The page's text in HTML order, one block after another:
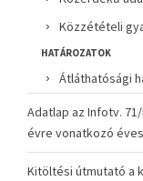
Közzétételi
HATÁROZATOK
Átláthatósági
Adatlap az Infotv.
évre vonatkozó
Kitöltési útmutató a